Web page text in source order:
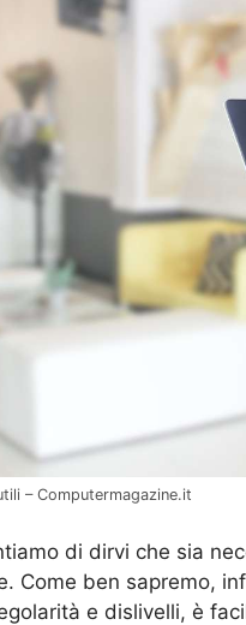
– Computermagazine.it
di dirvi che sia
Come ben sapremo,
e dislivelli, è